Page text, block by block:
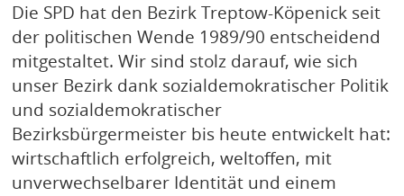
AKTUELLES
TERMINE
KONTAKT
Die SPD hat den Bezirk Treptow-Köpenick seit
der politischen Wende 1989/90 entscheidend
mitgestaltet. Wir sind stolz darauf, wie sich
unser Bezirk dank sozialdemokratischer Politik
und sozialdemokratischer
Bezirksbürgermeister bis heute entwickelt hat:
wirtschaftlich erfolgreich, weltoffen, mit
unverwechselbarer Identität und einem